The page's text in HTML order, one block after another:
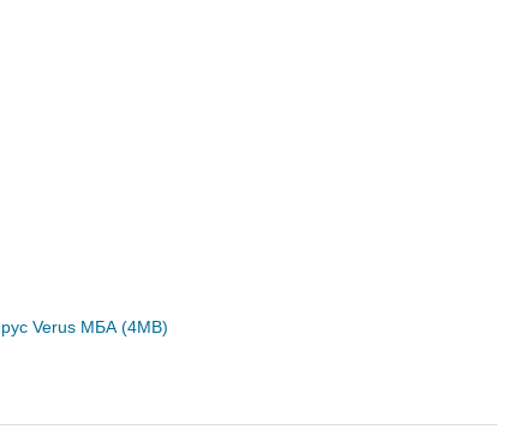
Verus МБА (4MB)